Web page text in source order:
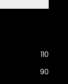
110
90